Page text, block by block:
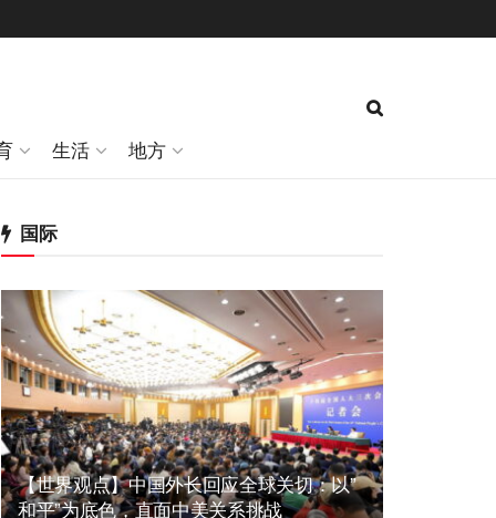
生活 地方
国际
【世界观点】中国外长回应全球关切：以”
和平”为底色，直面中美关系挑战